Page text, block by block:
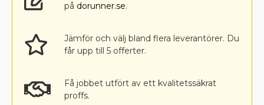
på dorunner.se.
Jämför och välj bland flera leverantörer. Du
får upp till 5 offerter.
Få jobbet utfört av ett kvalitetssäkrat
proffs.